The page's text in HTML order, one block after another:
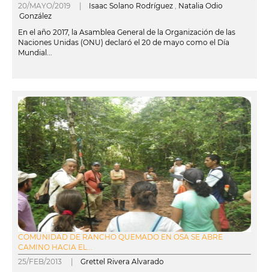
20/MAYO/2019 | Isaac Solano Rodríguez
Natalia Odio
González
En el año 2017, la Asamblea General de la Organización de las
Naciones Unidas (ONU) declaró el 20 de mayo como el Día
Mundial...
COMUNIDAD DE RANCHO QUEMADO EN OSA SE ABRE
CAMINO HACIA EL...
25/FEB/2013 | Grettel Rivera Alvarado